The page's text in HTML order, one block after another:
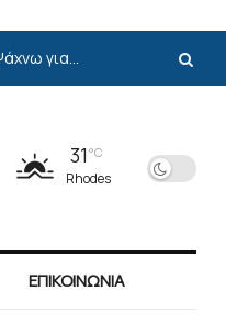
31°C
Rhodes
ΕΠΙΚΟΙΝΩΝΙΑ